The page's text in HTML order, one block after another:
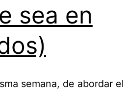
sea en
semana, de abordar